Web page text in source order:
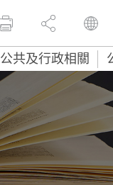
公共及行政相關